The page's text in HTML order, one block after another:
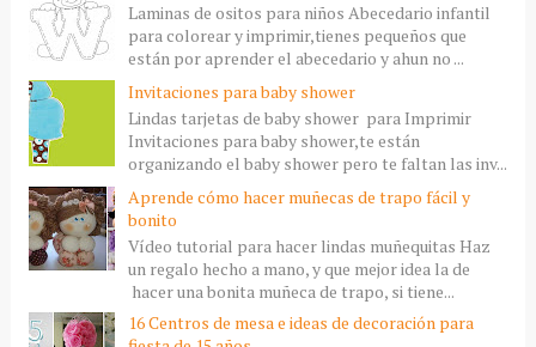
Laminas de ositos para niños Abecedario infantil
para colorear y imprimir,tienes pequeños que
están por aprender el abecedario y ahun no ...
Invitaciones para baby shower
Lindas tarjetas de baby shower para Imprimir
Invitaciones para baby shower,te están
organizando el baby shower pero te faltan las inv...
Aprende cómo hacer muñecas de trapo fácil y
bonito
Vídeo tutorial para hacer lindas muñequitas Haz
un regalo hecho a mano, y que mejor idea la de
hacer una bonita muñeca de trapo, si tiene...
16 Centros de mesa e ideas de decoración para